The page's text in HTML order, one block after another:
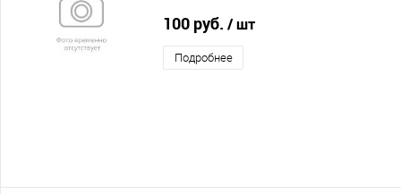
100 руб. / шт
Подробнее